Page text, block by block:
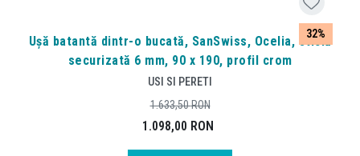
32%
Ușă batantă dintr-o bucată, SanSwiss, Ocelia, sticlă
securizată 6 mm, 90 x 190, profil crom
USI SI PERETI
1.098,00 RON
1.633,50RON